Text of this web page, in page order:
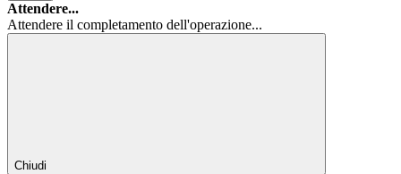
Attendere...
Attendere il completamento dell'operazione...
Chiudi